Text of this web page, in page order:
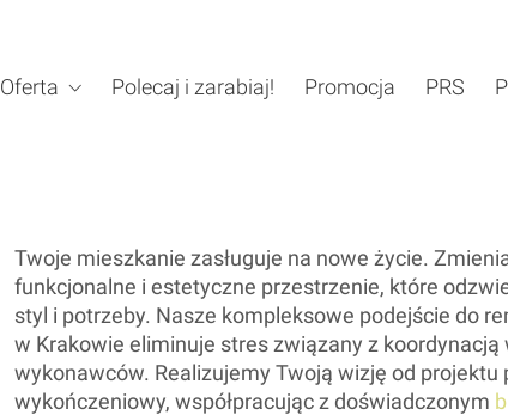
Oferta Polecaj i zarabiaj! Promocja PRS
Twoje mieszkanie zasługuje na nowe życie.
funkcjonalne i estetyczne przestrzenie, które
styl i potrzeby. Nasze kompleksowe podejście do
w Krakowie eliminuje stres związany z koordynacją
wykonawców. Realizujemy Twoją wizję od projektu
wykończeniowy, współpracując z doświadczonym